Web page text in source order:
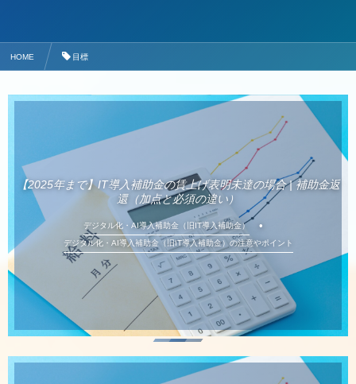
HOME 目標
【2025年まで】IT導入補助金の賃上げ表明未達の場合 | 補助金返
還（加点と必須の違い）
デジタル化・AI導入補助金（旧IT導入補助金）
デジタル化・AI導入補助金（旧IT導入補助金）の注意やポイント